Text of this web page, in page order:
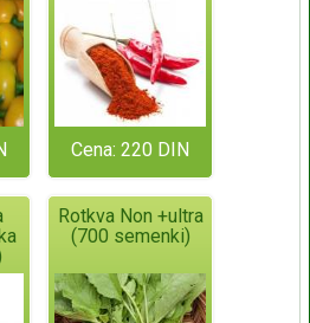
Cena: 220 DIN
Rotkva Non +ultra
(700 semenki)